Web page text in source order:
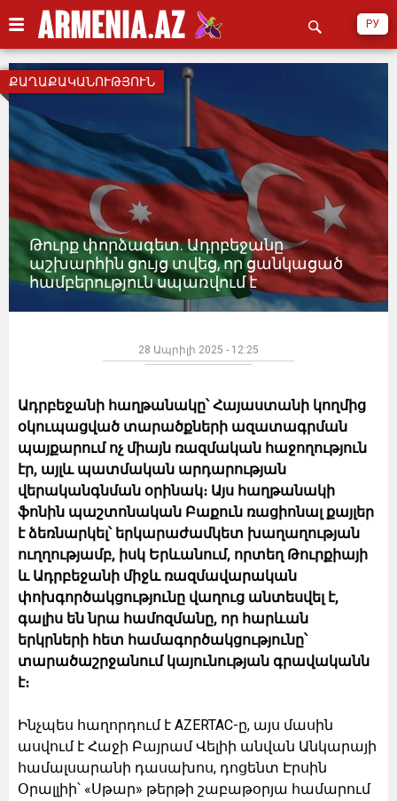
РУ
Թուրք փորձագետ. Ադրբեջանը
աշխարհին ցույց տվեց, որ ցանկացած
համբերություն սպառվում է
ՔԱՂԱՔԱԿԱՆՈՒԹՅՈՒՆ
28 Ապրիլի 2025 - 12:25
Ադրբեջանի հաղթանակը՝ Հայաստանի կողմից
օկուպացված տարածքների ազատագրման
պայքարում ոչ միայն ռազմական հաջողություն
էր, այլև պատմական արդարության
վերականգնման օրինակ։ Այս հաղթանակի
ֆոնին պաշտոնական Բաքուն ռացիոնալ քայլեր
է ձեռնարկել՝ երկարաժամկետ խաղաղության
ուղղությամբ, իսկ Երևանում, որտեղ Թուրքիայի
և Ադրբեջանի միջև ռազմավարական
փոխգործակցությունը վաղուց անտեսվել է,
գալիս են նրա համոզմանը, որ հարևան
երկրների հետ համագործակցությունը՝
տարածաշրջանում կայունության գրավականն
է։
Ինչպես հաղորդում է AZERTAC-ը, այս մասին
ասվում է Հաջի Բայրամ Վելիի անվան Անկարայի
համալսարանի դասախոս, դոցենտ Էրսին
Օրալլիի՝ «Սթար» թերթի շաբաթօրյա համարում